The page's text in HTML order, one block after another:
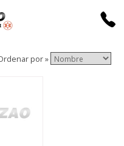
por »